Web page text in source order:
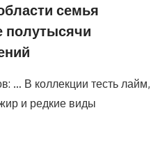
семья
полутысячи
… В коллекции тесть лайм,
и редкие виды